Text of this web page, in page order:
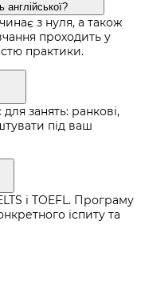
з нуля, а також
проходить у
практики.
занять: ранкові,
під ваш
і TOEFL. Програму
іспиту та